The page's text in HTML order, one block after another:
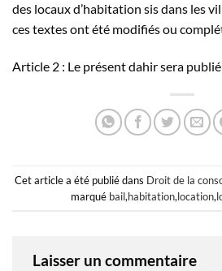
des locaux d’habitation sis dans les
ces textes ont été modifiés ou
Article 2 : Le présent dahir sera
Cet article a été publié dans Droit de la
marqué bail,habitation,location,
Laisser un commentaire